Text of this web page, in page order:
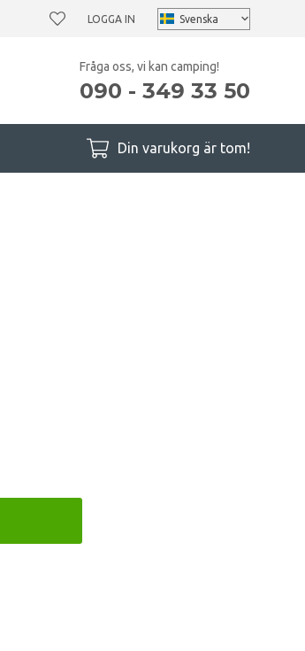
LOGGA IN
Fråga oss, vi kan camping!
090 - 349 33 50
Din varukorg är tom!